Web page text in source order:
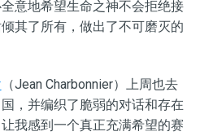
意地希望生命之神不会拒绝接
其了所有，做出了不可磨灭的
（Jean Charbonnier）上周也去
，并编织了脆弱的对话和存在
我感到一个真正充满希望的赛